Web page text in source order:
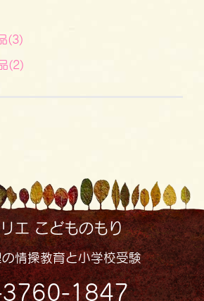
(3)
(2)
エ こどものもり
情操教育と小学校受験
1847